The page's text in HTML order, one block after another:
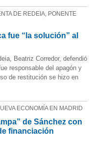
DE REDEIA, PONENTE
fue “la solución” al
Beatriz Corredor, defendió
responsable del apagón y
de restitución se hizo en
ECONOMÍA EN MADRID
de Sánchez con
financiación